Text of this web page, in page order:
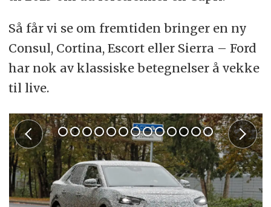
Så får vi se om fremtiden bringer en ny
Consul, Cortina, Escort eller Sierra – Ford
har nok av klassiske betegnelser å vekke
til live.